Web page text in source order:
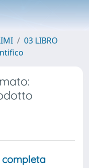
03 LIBRO
completa